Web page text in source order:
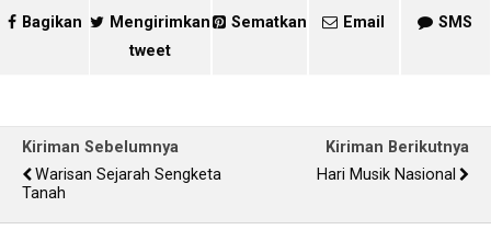
Bagikan
Mengirimkan
tweet
Sematkan Email SMS
Kiriman Sebelumnya
Warisan Sejarah Sengketa
Tanah
Kiriman Berikutnya
Hari Musik Nasional